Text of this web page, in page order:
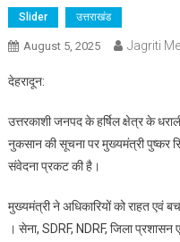
Slider उत्तराखंड
August 5, 2025 Jagriti
देहरादून:
उत्तरकाशी जनपद के हर्षिल क्षेत्र के
नुकसान की सूचना पर मुख्यमंत्री पुष्कर
संवेदना प्रकट की है।
मुख्यमंत्री ने अधिकारियों को राहत एवं
। सेना, SDRF, NDRF, जिला प्रशासन